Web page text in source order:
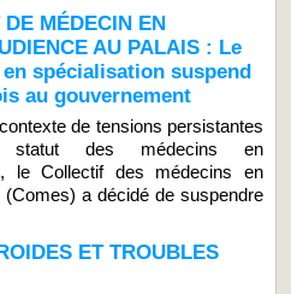
MÉDECIN EN
AU PALAIS : Le
spécialisation suspend
au gouvernement
de tensions persistantes
statut des médecins en
le Collectif des médecins en
(Comes) a décidé de suspendre
ET TROUBLES